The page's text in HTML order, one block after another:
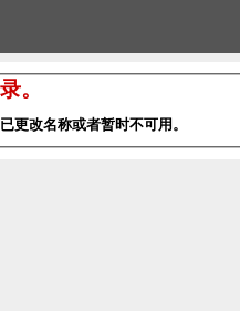
。
更改名称或者暂时不可用。